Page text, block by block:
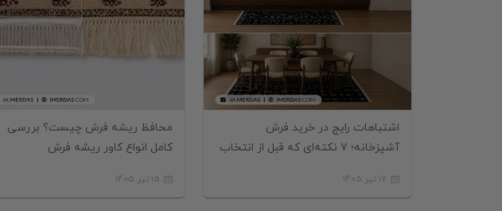
اشتباهات رایج در خرید فرش
آشپزخانه؛ ۷ نکته‌ای که قبل از انتخاب
17 تیر 1405
محافظ ریشه فرش چیست؟ بررسی
کامل انواع کاور ریشه فرش
15 تیر 1405